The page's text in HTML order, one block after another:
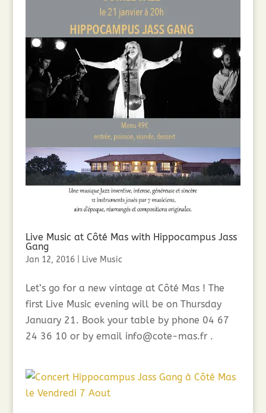
Live Music at Côté Mas with Hippocampus Jass
Gang
Jan 12, 2016| Live Music
Let’s go for a new vintage at Côté Mas ! The
first Live Music evening will be on Thursday
January 21. Book your table by phone 04 67
24 36 10 or by email info@cote-mas.fr .